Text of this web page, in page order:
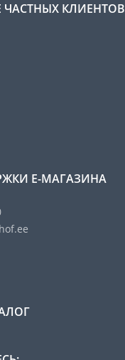
КЛИЕНТОВ
Е-МАГАЗИНА